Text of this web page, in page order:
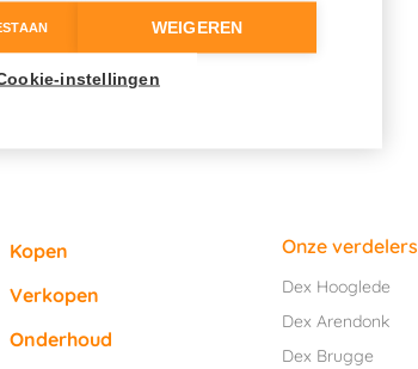
Kopen
Verkopen
Onderhoud
Onze verdelers
Dex Hooglede
Dex Arendonk
Dex Brugge
WEIGEREN
instellingen